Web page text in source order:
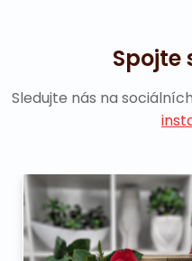
Spojte
Sledujte nás na